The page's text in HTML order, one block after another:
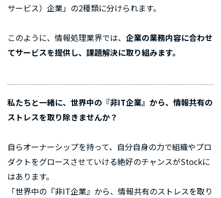
サービス）企業」の2種類に分けられます。
このように、情報処理業界では、 企業の業務内容に合わせ
てサービスを提供し、課題解決に取り組みます。
私たちと一緒に、世界中の『非IT企業』から、情報共有の
ストレスを取り除きませんか？
自らオーナーシップを持って、自分自身の力で組織やプロ
ダクトをグロースさせていける絶好のチャンスがStockに
はあります。
「世界中の『非IT企業』から、情報共有のストレスを取り